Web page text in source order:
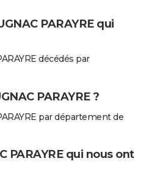
PARAYRE qui
décédés par
PARAYRE ?
par département de
PARAYRE qui nous ont